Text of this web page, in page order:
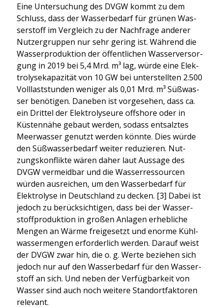
Eine Unter­su­chung des DVGW kommt zu dem
Schluss, dass der Was­ser­be­darf für grü­nen Was­
ser­stoff im Ver­gleich zu der Nach­fra­ge ande­rer
Nut­zer­grup­pen nur sehr gering ist. Wäh­rend die
Was­ser­pro­duk­ti­on der öffent­li­chen Was­ser­ver­sor­
gung in 2019 bei 5,4 Mrd. m³ lag, wür­de eine Elek­
tro­ly­se­ka­pa­zi­tät von 10 GW bei unter­stell­ten 2.500
Voll­last­stun­den weni­ger als 0,01 Mrd. m³ Süß­was­
ser benö­ti­gen. Dane­ben ist vor­ge­se­hen, dass ca.
ein Drit­tel der Elek­tro­ly­seu­re off­shore oder in
Küs­ten­nä­he gebaut wer­den, sodass ent­salz­tes
Meer­was­ser genutzt wer­den könn­te. Dies wür­de
den Süß­was­ser­be­darf wei­ter redu­zie­ren. Nut­
zungs­kon­flik­te wären daher laut Aus­sa­ge des
DVGW ver­meid­bar und die Was­ser­res­sour­cen
wür­den aus­rei­chen, um den Was­ser­be­darf für
Elek­tro­ly­se in Deutsch­land zu decken. [3] Dabei ist
jedoch zu berück­sich­ti­gen, dass bei der Was­ser­
stoff­pro­duk­ti­on in gro­ßen Anla­gen erheb­li­che
Men­gen an Wär­me frei­ge­setzt und enor­me Kühl­
was­ser­men­gen erfor­der­lich wer­den. Dar­auf weist
der DVGW zwar hin, die o. g. Wer­te bezie­hen sich
jedoch nur auf den Was­ser­be­darf für den Was­ser­
stoff an sich. Und neben der Ver­füg­bar­keit von
Was­ser sind auch noch wei­te­re Stand­ort­fak­to­ren
rele­vant.